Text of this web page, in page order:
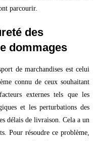
parcourir.
des
dommages
de marchandises est celui
connu de ceux souhaitant
externes tels que les
et les perturbations des
délais de livraison. Cela a un
Pour résoudre ce problème,